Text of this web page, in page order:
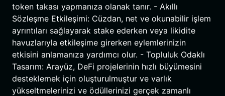
token takası yapmanıza olanak tanır. - Akıllı
Sözleşme Etkileşimi: Cüzdan, net ve okunabilir işlem
ayrıntıları sağlayarak stake ederken veya likidite
havuzlarıyla etkileşime girerken eylemlerinizin
etkisini anlamanıza yardımcı olur. - Topluluk Odaklı
Tasarım: Arayüz, DeFi projelerinin hızlı büyümesini
desteklemek için oluşturulmuştur ve varlık
yükseltmelerinizi ve ödüllerinizi gerçek zamanlı